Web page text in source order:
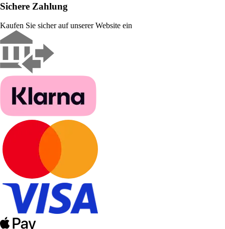
Sichere Zahlung
Kaufen Sie sicher auf unserer Website ein